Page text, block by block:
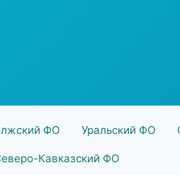
ФО Уральский ФО
Кавказский ФО